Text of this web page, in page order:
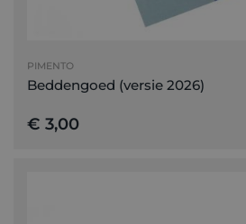
PIMENTO
Beddengoed (versie 2026)
€ 3,00